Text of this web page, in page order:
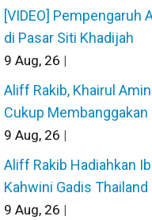
[VIDEO] Pempengaruh
di Pasar Siti Khadijah
9 Aug, 26 |
Aliff Rakib, Khairul
Cukup Membanggakan
9 Aug, 26 |
Aliff Rakib Hadiahkan
Kahwini Gadis Thailand
9 Aug, 26 |